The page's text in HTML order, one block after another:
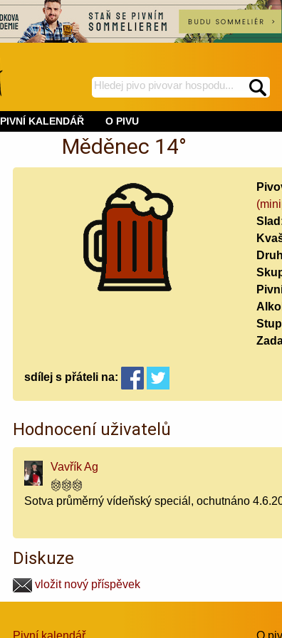
hledej
BeerWeb
spustí
PIVNÍ KALENDÁŘ O PIVU
Měděnec 14°
sdílej s přáteli na:
Hodnocení uživatelů
Vavřík Ag
Sotva průměrný vídeňský speciál, ochutnáno
Diskuze
vložit nový příspěvek
Pivní kalendář O